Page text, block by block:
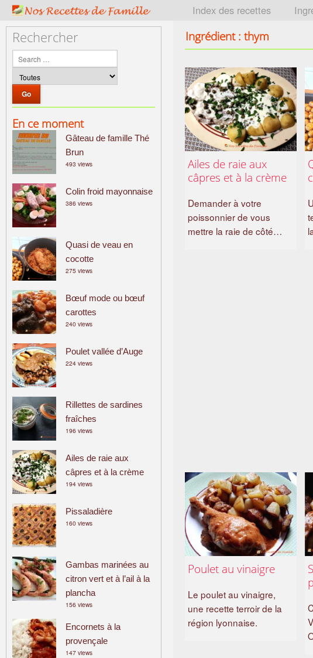
Index des recettes
Rechercher
En ce moment
Gâteau de famille Thé
Brun
493 views
Colin froid mayonnaise
386 views
Quasi de veau en
cocotte
275 views
Bœuf mode ou bœuf
carottes
240 views
Poulet vallée d’Auge
224 views
Rillettes de sardines
fraîches
196 views
Ailes de raie aux
câpres et à la crème
194 views
Pissaladière
160 views
Gambas marinées au
citron vert et à l’ail à la
plancha
156 views
Encornets à la
provençale
147 views
Ingrédient : thym
Ailes de raie aux
câpres et à la crème
Demander à votre
poissonnier de vous
mettre la raie de côté…
Poulet au vinaigre
Le poulet au vinaigre,
une recette terroir de la
région lyonnaise.